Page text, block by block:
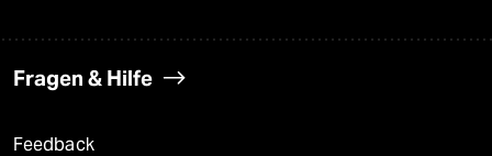
Fragen & Hilfe
Feedback